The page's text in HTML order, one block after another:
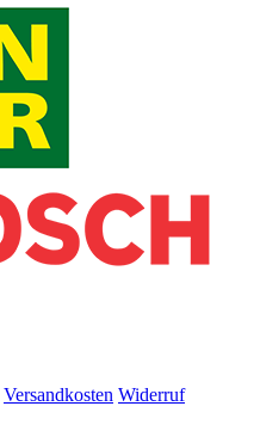
Versandkosten Widerruf